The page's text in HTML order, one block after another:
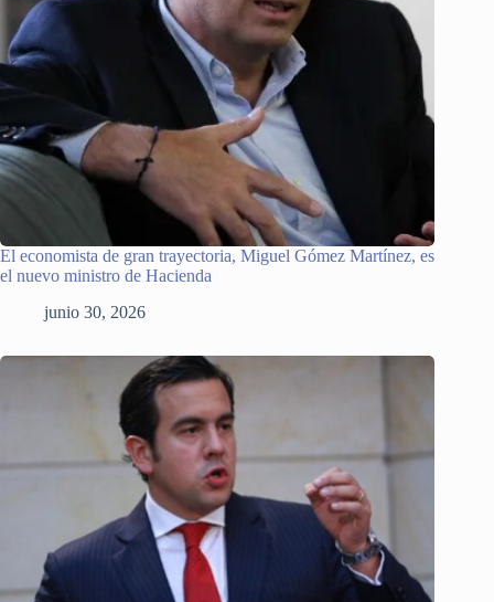
El economista de gran trayectoria, Miguel Gómez Martínez, es
el nuevo ministro de Hacienda
junio 30, 2026